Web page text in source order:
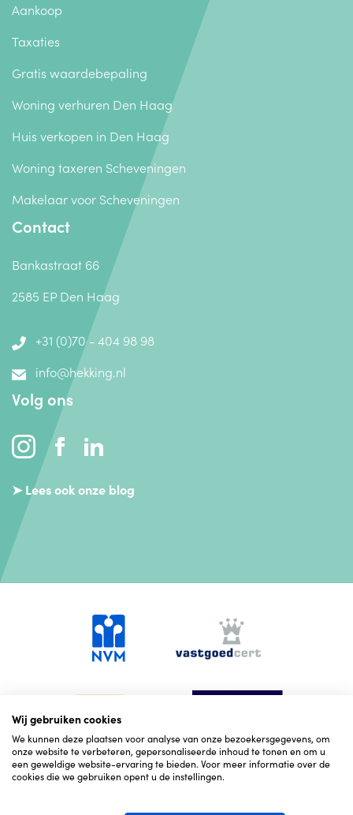
Aankoop
Taxaties
Gratis waardebepaling
Woning verhuren Den Haag
Huis verkopen in Den Haag
Woning taxeren Scheveningen
Makelaar voor Scheveningen
Contact
Bankastraat 66
2585 EP Den Haag
+31 (0)70 - 404 98 98
info@hekking.nl
Volg ons
➤ Lees ook onze blog
Wij gebruiken cookies
We kunnen deze plaatsen voor analyse van onze bezoekersgegevens, om
onze website te verbeteren, gepersonaliseerde inhoud te tonen en om u
een geweldige website-ervaring te bieden. Voor meer informatie over de
cookies die we gebruiken opent u de instellingen.